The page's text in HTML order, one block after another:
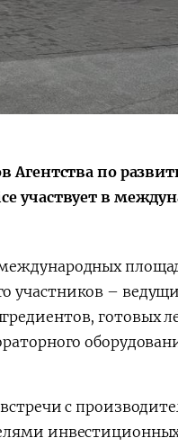
под
Агентства по
участвует в
участников –
готовых
с